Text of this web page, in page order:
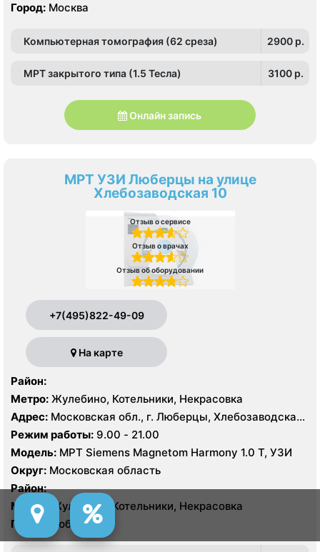
Город: Москва
Компьютерная томография (62 среза) 2900 p.
МРТ закрытого типа (1.5 Тесла) 3100 p.
Онлайн запись
МРТ УЗИ Люберцы на улице
Хлебозаводская 10
Отзыв о сервисе
Отзыв о врачах
Отзыв об оборудовании
+7(495)822-49-09
На карте
Район:
Метро: Жулебино, Котельники, Некрасовка
Адрес: Московская обл., г. Люберцы, Хлебозаводская
ул. 10
Режим работы: 9.00 - 21.00
Модель: МРТ Siemens Magnetom Harmony 1.0 Т, УЗИ
Округ: Московская область
Район:
Метро:
Жулебино, Котельники, Некрасовка
Город:
Люберцы